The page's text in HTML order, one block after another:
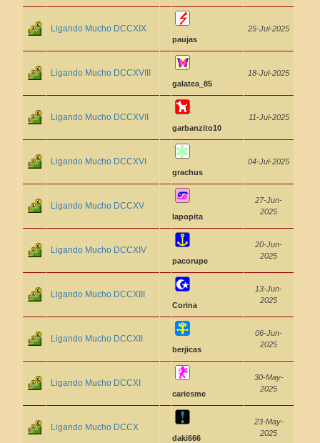
Ligando Mucho DCCXIX
paujas
25-Jul-2025
Ligando Mucho DCCXVIII
galatea_85
18-Jul-2025
Ligando Mucho DCCXVII
garbanzito10
11-Jul-2025
Ligando Mucho DCCXVI
grachus
04-Jul-2025
Ligando Mucho DCCXV
lapopita
27-Jun-
2025
Ligando Mucho DCCXIV
pacorupe
20-Jun-
2025
Ligando Mucho DCCXIII
Corina
13-Jun-
2025
Ligando Mucho DCCXII
berjicas
06-Jun-
2025
Ligando Mucho DCCXI
cariesme
30-May-
2025
Ligando Mucho DCCX
daki666
23-May-
2025